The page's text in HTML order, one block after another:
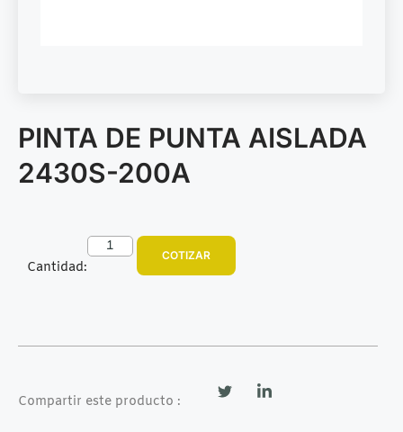
PINTA DE PUNTA AISLADA
2430S-200A
Cantidad:
COTIZAR
Compartir este producto :